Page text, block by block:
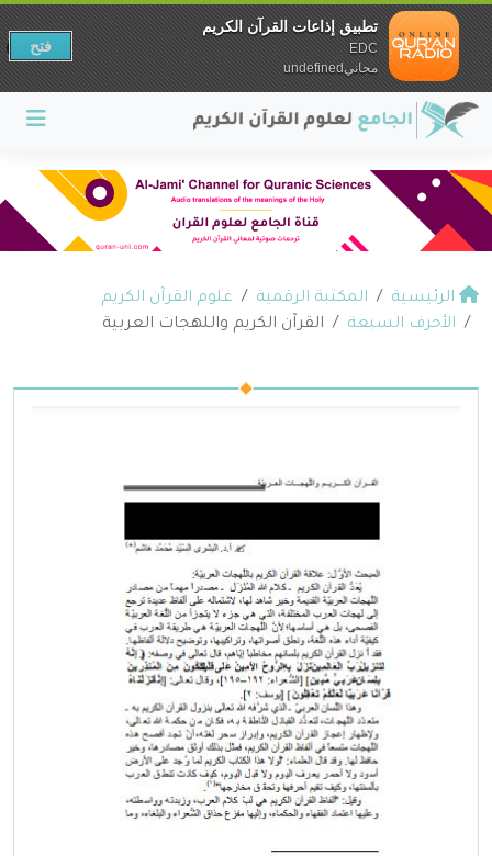
الرئيسية المكتبة الرقمية
علوم القرآن الكريم
الأحرف السبعة
القرآن الكريم واللهجات العربية
تطبيق إذاعات القرآن الكريم
EDC
مجانيundefined
فتح